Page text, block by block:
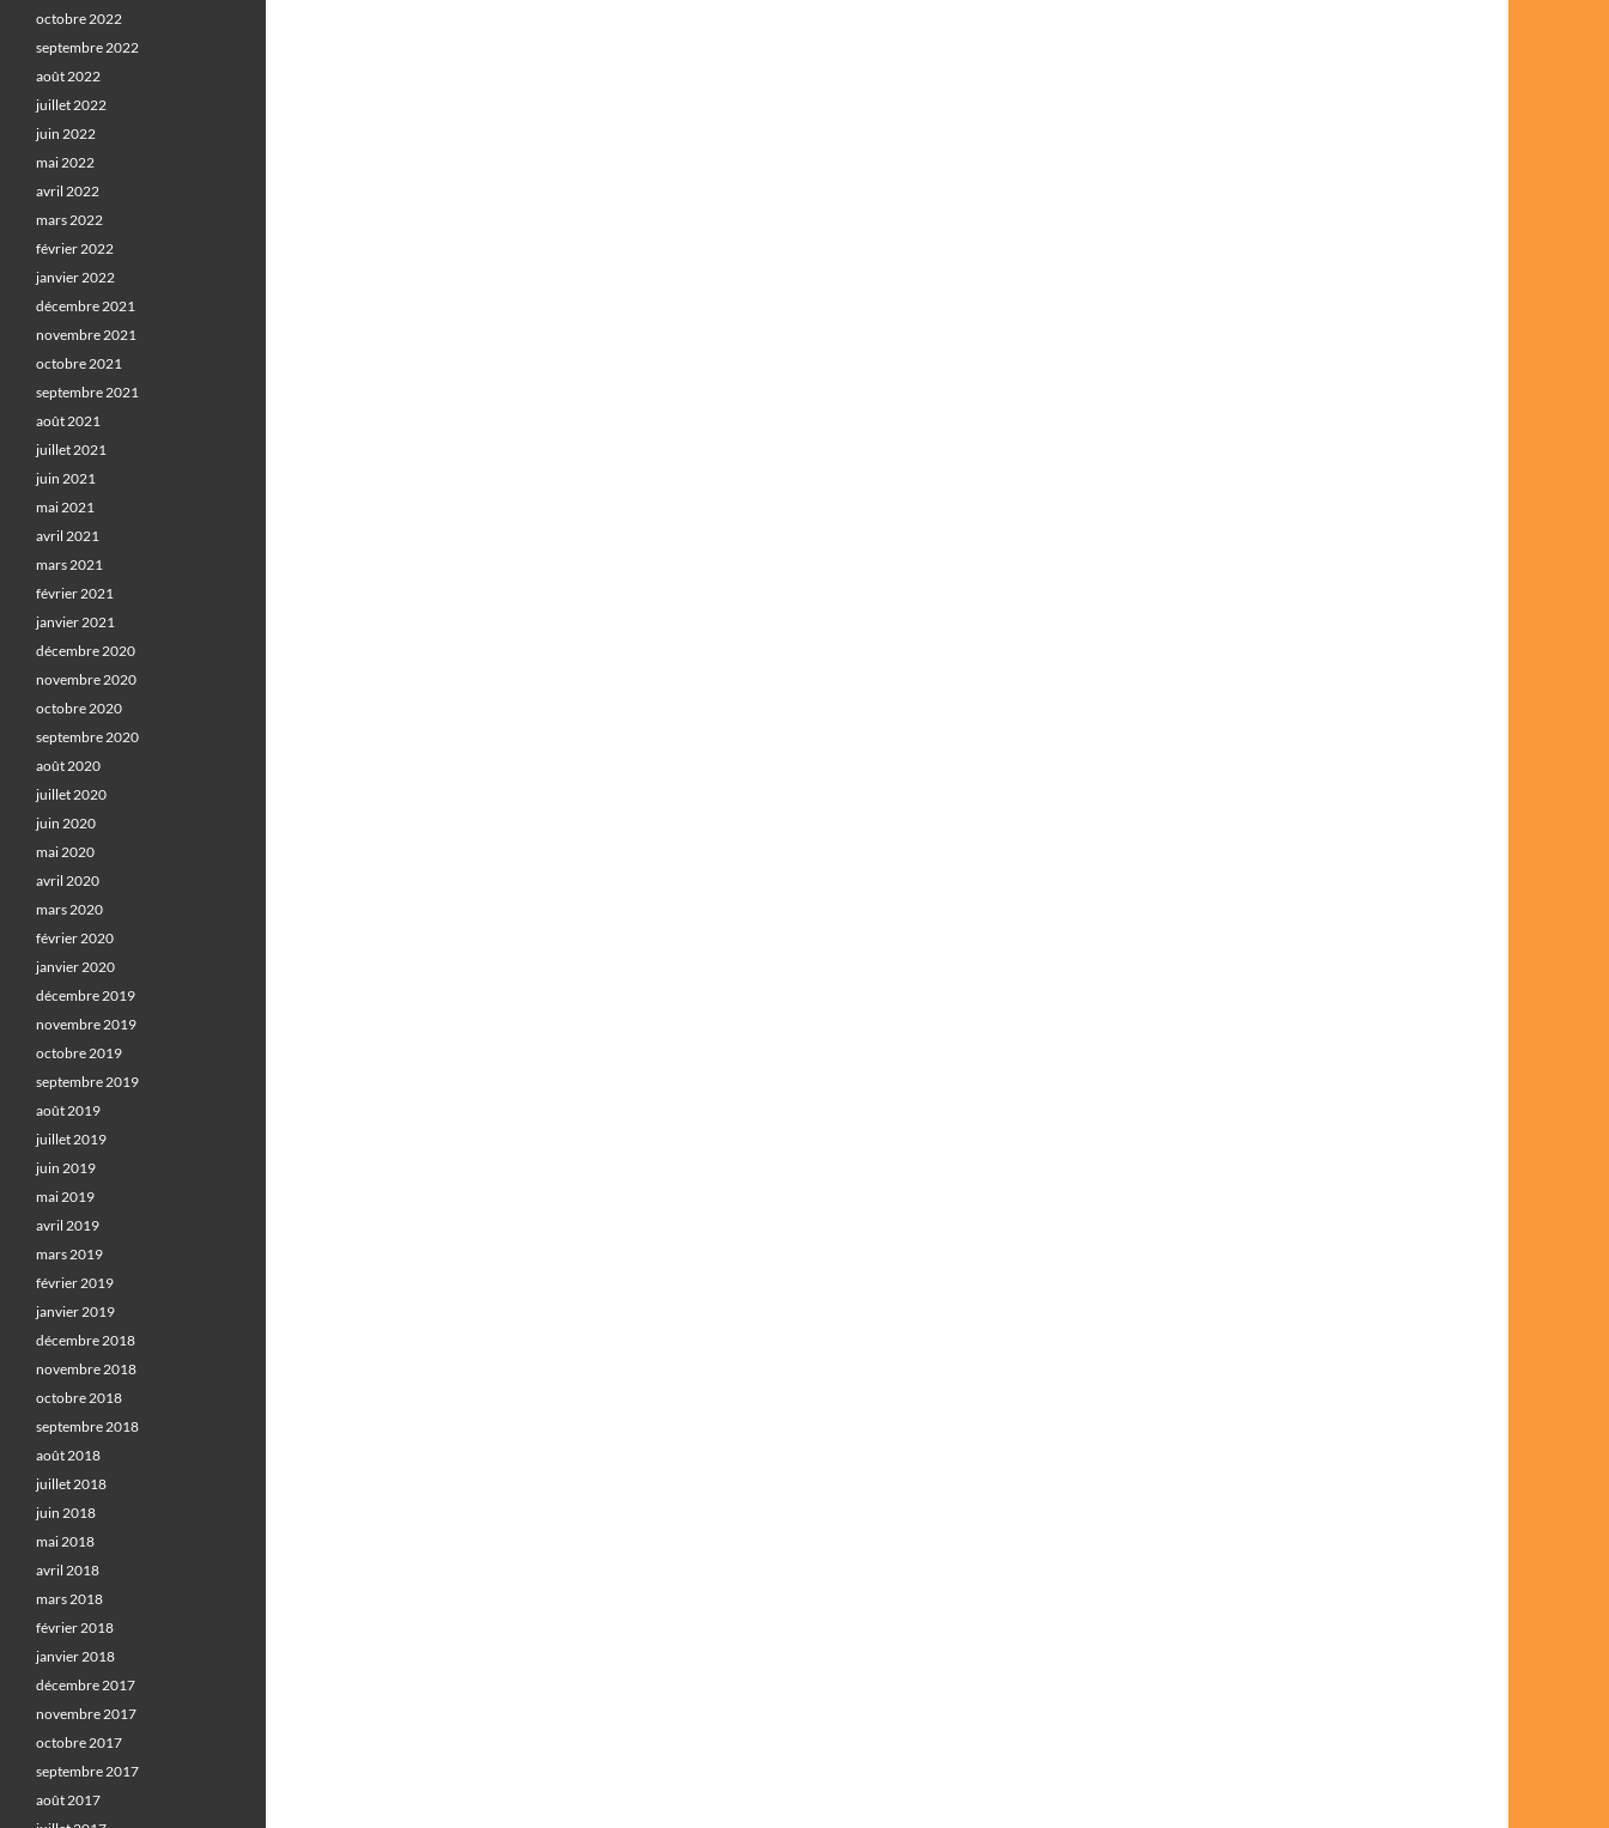
octobre 2022
septembre 2022
août 2022
juillet 2022
juin 2022
mai 2022
avril 2022
mars 2022
février 2022
janvier 2022
décembre 2021
novembre 2021
octobre 2021
septembre 2021
août 2021
juillet 2021
juin 2021
mai 2021
avril 2021
mars 2021
février 2021
janvier 2021
décembre 2020
novembre 2020
octobre 2020
septembre 2020
août 2020
juillet 2020
juin 2020
mai 2020
avril 2020
mars 2020
février 2020
janvier 2020
décembre 2019
novembre 2019
octobre 2019
septembre 2019
août 2019
juillet 2019
juin 2019
mai 2019
avril 2019
mars 2019
février 2019
janvier 2019
décembre 2018
novembre 2018
octobre 2018
septembre 2018
août 2018
juillet 2018
juin 2018
mai 2018
avril 2018
mars 2018
février 2018
janvier 2018
décembre 2017
novembre 2017
octobre 2017
septembre 2017
août 2017